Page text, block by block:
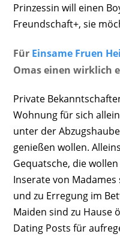
Prinzessin will einen
Freundschaft+, sie
Für Einsame Fruen
Omas einen wirklich
Private
Wohnung für sich
unter der
genießen wollen.
Gequatsche, die
Inserate von
und zu Erregung im
Maiden sind zu Hause
Dating Posts für